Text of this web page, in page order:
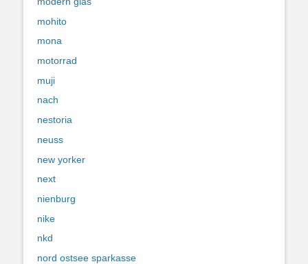
mohito
mona
motorrad
muji
nach
nestoria
neuss
new yorker
next
nienburg
nike
nkd
nord ostsee sparkasse